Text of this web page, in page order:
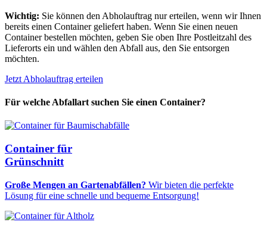
Wichtig: Sie können den Abholauftrag nur erteilen, wenn wir Ihnen
bereits einen Container geliefert haben. Wenn Sie einen neuen
Container bestellen möchten, geben Sie oben Ihre Postleitzahl des
Lieferorts ein und wählen den Abfall aus, den Sie entsorgen
möchten.
Jetzt Abholauftrag erteilen
Für welche Abfallart suchen Sie einen Container?
Container für
Grünschnitt
Große Mengen an Gartenabfällen? Wir bieten die perfekte
Lösung für eine schnelle und bequeme Entsorgung!